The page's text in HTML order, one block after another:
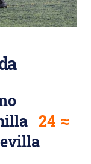
24 ≈